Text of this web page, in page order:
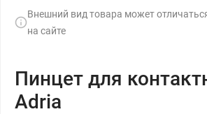
Внешний вид товара может
на сайте
Пинцет для
Adria